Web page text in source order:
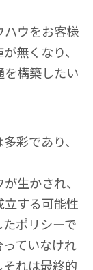
ハウをお客様
無くなり、
構築したい
彩であり、
生かされ、
する可能性
ポリシーで
ていなけれ
れは最終的